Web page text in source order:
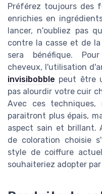
Préférez toujours des
enrichies en
lancer, n'oubliez pas
contre la casse et de
sera bénéfique.
cheveux, l'utilisation
invisibobble peut être
pas alourdir votre cuir
Avec ces techniques,
paraitront plus épais,
aspect sain et brillant.
de coloration choisie
style de coiffure
souhaiteriez adopter